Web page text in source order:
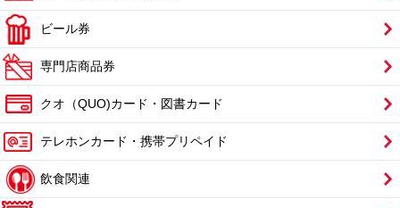
ビール券
専門店商品券
クオ（QUO)カード・図書カード
テレホンカード・携帯プリペイド
飲食関連